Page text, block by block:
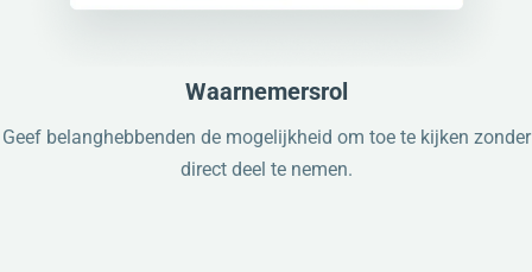
Waarnemersrol
Geef belanghebbenden de mogelijkheid om toe te kijken zonder
direct deel te nemen.